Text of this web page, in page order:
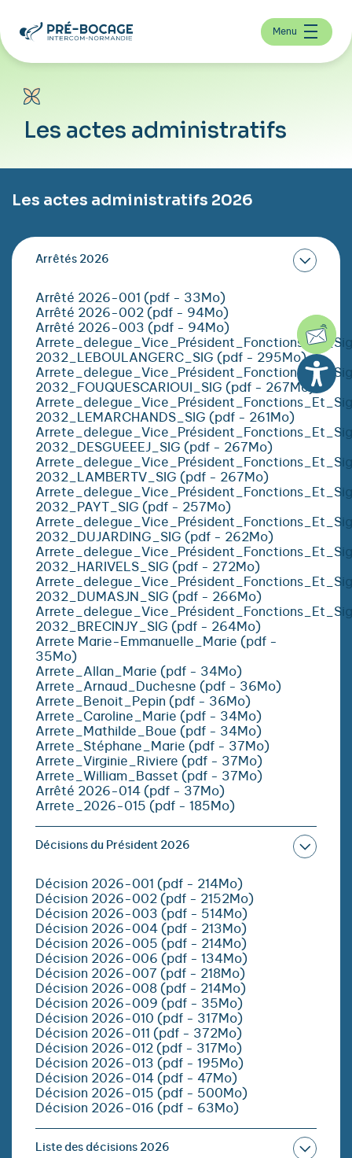
Menu
Les actes administratifs
Les actes administratifs 2026
Arrêtés 2026
Arrêté 2026-001 (pdf - 33Mo)
Arrêté 2026-002 (pdf - 94Mo)
Arrêté 2026-003 (pdf - 94Mo)
2032_LEBOULANGERC_SIG (pdf - 295Mo)
2032_FOUQUESCARIOUI_SIG (pdf - 267Mo)
2032_LEMARCHANDS_SIG (pdf - 261Mo)
2032_DESGUEEEJ_SIG (pdf - 267Mo)
2032_LAMBERTV_SIG (pdf - 267Mo)
2032_PAYT_SIG (pdf - 257Mo)
2032_DUJARDING_SIG (pdf - 262Mo)
2032_HARIVELS_SIG (pdf - 272Mo)
2032_DUMASJN_SIG (pdf - 266Mo)
2032_BRECINJY_SIG (pdf - 264Mo)
Arrete Marie-Emmanuelle_Marie (pdf -
35Mo)
Arrete_Allan_Marie (pdf - 34Mo)
Arrete_Arnaud_Duchesne (pdf - 36Mo)
Arrete_Benoit_Pepin (pdf - 36Mo)
Arrete_Caroline_Marie (pdf - 34Mo)
Arrete_Mathilde_Boue (pdf - 34Mo)
Arrete_Stéphane_Marie (pdf - 37Mo)
Arrete_Virginie_Riviere (pdf - 37Mo)
Arrete_William_Basset (pdf - 37Mo)
Arrêté 2026-014 (pdf - 37Mo)
Arrete_2026-015 (pdf - 185Mo)
Décisions du Président 2026
Décision 2026-001 (pdf - 214Mo)
Décision 2026-002 (pdf - 2152Mo)
Décision 2026-003 (pdf - 514Mo)
Décision 2026-004 (pdf - 213Mo)
Décision 2026-005 (pdf - 214Mo)
Décision 2026-006 (pdf - 134Mo)
Décision 2026-007 (pdf - 218Mo)
Décision 2026-008 (pdf - 214Mo)
Décision 2026-009 (pdf - 35Mo)
Décision 2026-010 (pdf - 317Mo)
Décision 2026-011 (pdf - 372Mo)
Décision 2026-012 (pdf - 317Mo)
Décision 2026-013 (pdf - 195Mo)
Décision 2026-014 (pdf - 47Mo)
Décision 2026-015 (pdf - 500Mo)
Décision 2026-016 (pdf - 63Mo)
Liste des décisions 2026